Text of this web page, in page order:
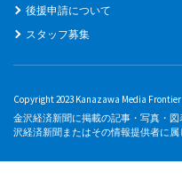
後援申請について
スタッフ募集
Copyright 2023 Kanazawa Media
金沢経済新聞に掲載の記事・写真・
沢経済新聞またはその情報提供者に属